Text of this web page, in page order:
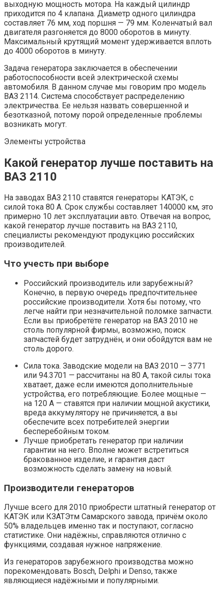
выходную мощность мотора. На каждый цилиндр
приходится по 4 клапана. Диаметр одного цилиндра
составляет 76 мм, ход поршня — 79 мм. Коленчатый вал
двигателя разгоняется до 8000 оборотов в минуту.
Максимальный крутящий момент удерживается вплоть
до 4000 оборотов в минуту.
Задача генератора заключается в обеспечении
работоспособности всей электрической схемы
автомобиля. В данном случае мы говорим про модель
ВАЗ 2114. Система способствует распределению
электричества. Ее нельзя назвать совершенной и
безотказной, потому порой определенные проблемы
возникать могут.
Элементы устройства
Какой генератор лучше поставить на
ВАЗ 2110
На заводах ВАЗ 2110 ставятся генераторы КАТЭК, с
силой тока 80 А. Срок службы составляет 140000 км, это
примерно 10 лет эксплуатации авто. Отвечая на вопрос,
какой генератор лучше поставить на ВАЗ 2110,
специалисты рекомендуют продукцию российских
производителей.
Что учесть при выборе
Российский производитель или зарубежный?
Конечно, в первую очередь предпочтительнее
российские производители. Хотя бы потому, что
легче найти при незначительной поломке запчасти.
Если вы приобретёте генератор на ВАЗ 2010 не
столь популярной фирмы, возможно, поиск
запчастей будет затруднён, и они обойдутся вам не
столь дорого.
Сила тока. Заводские модели на ВАЗ 2010 — 3771
или 94.3701 — рассчитаны на 80 А, такой силы тока
хватает, даже если имеются дополнительные
устройства, его потребляющие. Более мощные —
на 120 А — ставятся при наличии мощной акустики,
вреда аккумулятору не причиняется, а вы
обеспечите всех потребителей энергии
бесперебойным током.
Лучше приобретать генератор при наличии
гарантии на него. Вполне может встретиться
бракованное изделие, и гарантия даст
возможность сделать замену на новый.
Производители генераторов
Лучше всего для 2010 приобрести штатный генератор от
КАТЭК или КЗАТЭтм Самарского завода, причём около
50% владельцев именно так и поступают, согласно
статистике. Они надёжны, справляются отлично с
функциями, создавая нужное напряжение.
Из генераторов зарубежного производства можно
порекомендовать Bosch, Delphi и Denso, также
являющиеся надёжными и популярными.